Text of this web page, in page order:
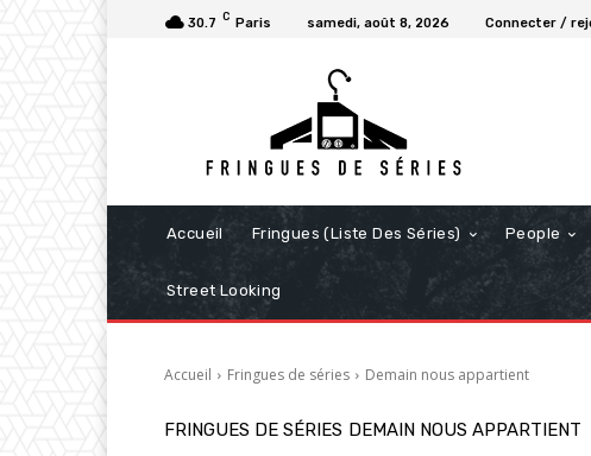
30.7 C Paris samedi, août 8, 2026 Connecter /
Accueil Fringues (Liste Des Séries) People
Street Looking
Accueil Fringues de séries Demain nous appartient
FRINGUES DE SÉRIES DEMAIN NOUS APPARTIENT